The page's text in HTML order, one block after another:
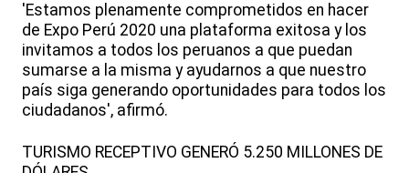
'Estamos plenamente comprometidos en hacer
de Expo Perú 2020 una plataforma exitosa y los
invitamos a todos los peruanos a que puedan
sumarse a la misma y ayudarnos a que nuestro
país siga generando oportunidades para todos los
ciudadanos', afirmó.
TURISMO RECEPTIVO GENERÓ 5.250 MILLONES DE